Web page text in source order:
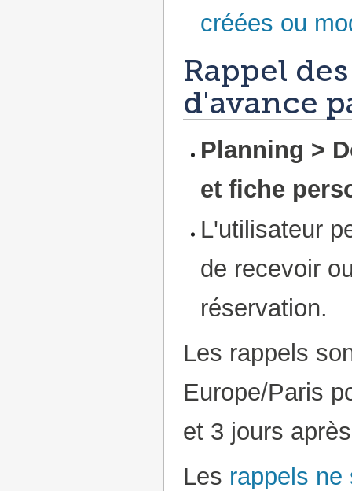
créées ou
Rappel
d'avance
Planning >
et fiche
L'utilisateur
de recevoir
réservation.
Les rappels
Europe/Paris
et 3 jours
Les rappels